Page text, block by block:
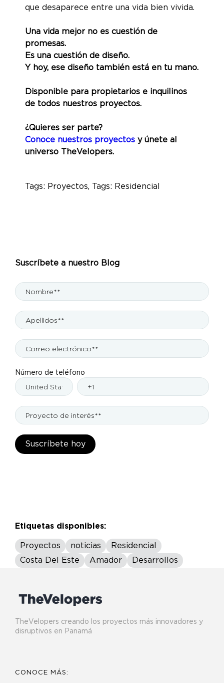
que desaparece entre una vida bien vivida.
Una vida mejor no es cuestión de
promesas.
Es una cuestión de diseño.
Y hoy, ese diseño también está en tu mano.
Disponible para propietarios e inquilinos
de todos nuestros proyectos.
¿Quieres ser parte?
Conoce nuestros proyectos y únete al
universo TheVelopers.
Tags: Proyectos, Tags: Residencial
Suscríbete a nuestro Blog
Número de teléfono
Etiquetas disponibles:
Proyectos noticias
Residencial
Costa Del Este
Amador Desarrollos
TheVelopers creando los proyectos más innovadores y
disruptivos en Panamá
CONOCE MÁS: